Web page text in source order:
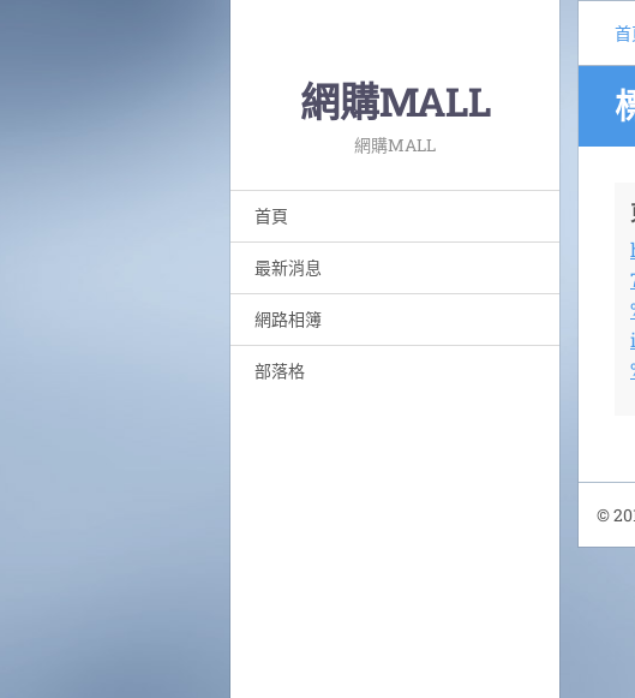
網購MALL
網購MALL
首頁
最新消息
網路相簿
部落格
首
©